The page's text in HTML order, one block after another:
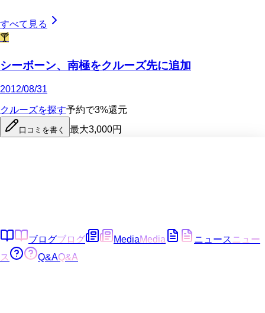
すべて見る
🍸
シーボーン、南極をクルーズ先に追加
2012/08/31
クルーズを探す予約で3%還元
口コミを書く 最大3,000円
ブログブログ MediaMedia ニュース ニュー
ス
Q&AQ&A